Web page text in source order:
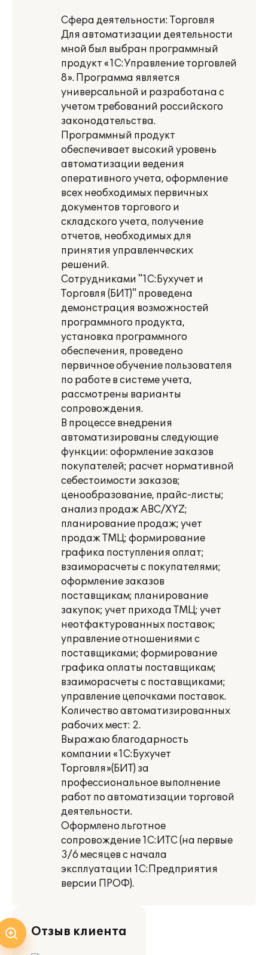
Сфера деятельности: Торговля
Для автоматизации деятельности
мной был выбран программный
продукт «1С:Управление торговлей
8». Программа является
универсальной и разработана с
учетом требований российского
законодательства.
Программный продукт
обеспечивает высокий уровень
автоматизации ведения
оперативного учета, оформление
всех необходимых первичных
документов торгового и
складского учета, получение
отчетов, необходимых для
принятия управленческих
решений.
Сотрудниками "1С:Бухучет и
Торговля (БИТ)" проведена
демонстрация возможностей
программного продукта,
установка программного
обеспечения, проведено
первичное обучение пользователя
по работе в системе учета,
рассмотрены варианты
сопровождения.
В процессе внедрения
автоматизированы следующие
функции: оформление заказов
покупателей; расчет нормативной
себестоимости заказов;
ценообразование, прайс-листы;
анализ продаж ABC/XYZ;
планирование продаж; учет
продаж ТМЦ; формирование
графика поступления оплат;
взаиморасчеты с покупателями;
оформление заказов
поставщикам; планирование
закупок; учет прихода ТМЦ; учет
неотфактурованных поставок;
управление отношениями с
поставщиками; формирование
графика оплаты поставщикам;
взаиморасчеты с поставщиками;
управление цепочками поставок.
Количество автоматизированных
рабочих мест: 2.
Выражаю благодарность
компании «1С:Бухучет
Торговля»(БИТ) за
профессиональное выполнение
работ по автоматизации торговой
деятельности.
Оформлено льготное
сопровождение 1С:ИТС (на первые
3/6 месяцев с начала
эксплуатации 1С:Предприятия
версии ПРОФ).
Отзыв клиента